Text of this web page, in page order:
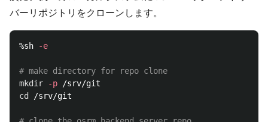
バーリポジトリをクローンします。
%sh -e
# make directory for repo clone
mkdir
-p
cd
/srv/git